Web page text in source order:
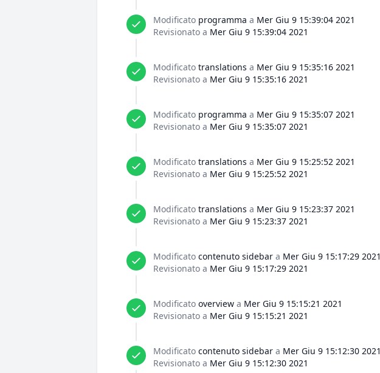
Modificato programma a Mer Giu 9 15:39:04 2021
Revisionato a Mer Giu 9 15:39:04 2021
Modificato translations a Mer Giu 9 15:35:16 2021
Revisionato a Mer Giu 9 15:35:16 2021
Modificato programma a Mer Giu 9 15:35:07 2021
Revisionato a Mer Giu 9 15:35:07 2021
Modificato translations a Mer Giu 9 15:25:52 2021
Revisionato a Mer Giu 9 15:25:52 2021
Modificato translations a Mer Giu 9 15:23:37 2021
Revisionato a Mer Giu 9 15:23:37 2021
Modificato contenuto sidebar a Mer Giu 9 15:17:29 2021
Revisionato a Mer Giu 9 15:17:29 2021
Modificato overview a Mer Giu 9 15:15:21 2021
Revisionato a Mer Giu 9 15:15:21 2021
Modificato contenuto sidebar a Mer Giu 9 15:12:30 2021
Revisionato a Mer Giu 9 15:12:30 2021